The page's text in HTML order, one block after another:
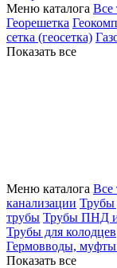
Меню каталога Все
Георешетка
сетка (геосетка)
Показать все
Меню каталога Все
канализации Трубы
трубы Трубы ПНД
Трубы для колодцев
Гермовводы,
Показать все